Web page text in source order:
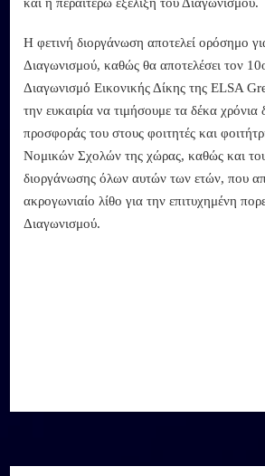
Η φετινή διοργάνωση αποτελεί ορόσημο
Διαγωνισμού, καθώς θα αποτελέσει τον
Διαγωνισμό Εικονικής Δίκης της ELSA
την ευκαιρία να τιμήσουμε τα δέκα χρόνια
προσφοράς του στους φοιτητές και
Νομικών Σχολών της χώρας, καθώς και
διοργάνωσης όλων αυτών των ετών, που
ακρογωνιαίο λίθο για την επιτυχημένη
Διαγωνισμού.